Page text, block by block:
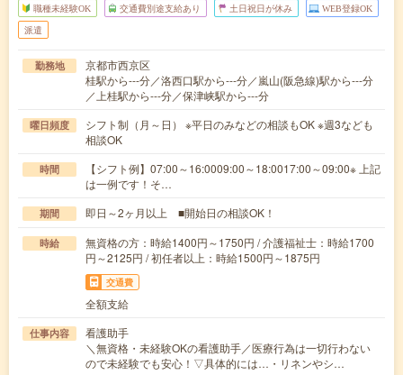
職種未経験OK 交通費別途支給あり 土日祝日が休み WEB登録OK
派遣
勤務地
京都市西京区
桂駅から---分／洛西口駅から---分／嵐山(阪急線)駅から---分
／上桂駅から---分／保津峡駅から---分
曜日頻度
シフト制（月～日） ※平日のみなどの相談もOK ※週3なども
相談OK
時間
【シフト例】07:00～16:0009:00～18:0017:00～09:00※ 上記
は一例です！そ…
期間 即日～2ヶ月以上 ■開始日の相談OK！
時給
無資格の方：時給1400円～1750円 / 介護福祉士：時給1700
円～2125円 / 初任者以上：時給1500円～1875円
交通費
全額支給
仕事内容
看護助手
＼無資格・未経験OKの看護助手／医療行為は一切行わない
ので未経験でも安心！▽具体的には…・リネンやシ…